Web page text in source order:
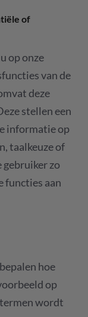
of
op onze
van de
deze
stellen een
informatie op
taalkeuze of
gebruiker zo
functies aan
hoe
op
wordt